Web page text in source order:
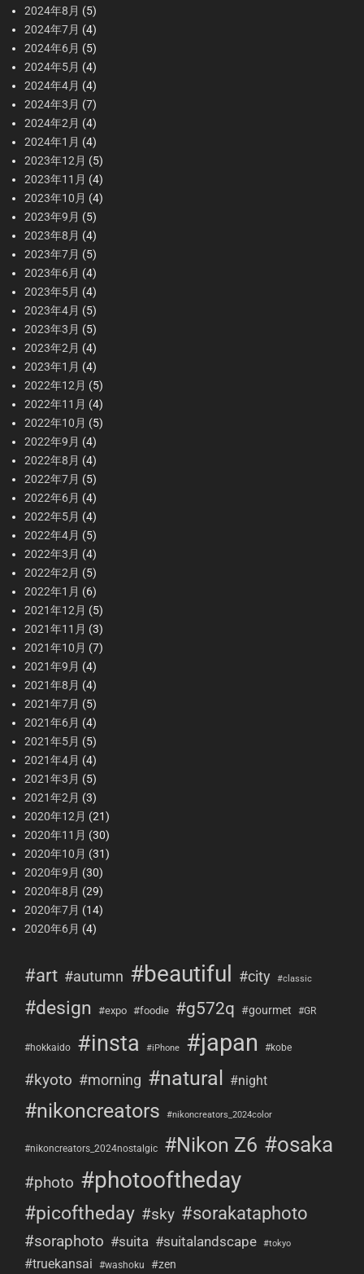
2024年8月 (5)
2024年7月 (4)
2024年6月 (5)
2024年5月 (4)
2024年4月 (4)
2024年3月 (7)
2024年2月 (4)
2024年1月 (4)
2023年12月 (5)
2023年11月 (4)
2023年10月 (4)
2023年9月 (5)
2023年8月 (4)
2023年7月 (5)
2023年6月 (4)
2023年5月 (4)
2023年4月 (5)
2023年3月 (5)
2023年2月 (4)
2023年1月 (4)
2022年12月 (5)
2022年11月 (4)
2022年10月 (5)
2022年9月 (4)
2022年8月 (4)
2022年7月 (5)
2022年6月 (4)
2022年5月 (4)
2022年4月 (5)
2022年3月 (4)
2022年2月 (5)
2022年1月 (6)
2021年12月 (5)
2021年11月 (3)
2021年10月 (7)
2021年9月 (4)
2021年8月 (4)
2021年7月 (5)
2021年6月 (4)
2021年5月 (5)
2021年4月 (4)
2021年3月 (5)
2021年2月 (3)
2020年12月 (21)
2020年11月 (30)
2020年10月 (31)
2020年9月 (30)
2020年8月 (29)
2020年7月 (14)
2020年6月 (4)
#art #autumn #beautiful #city #classic
#design #expo #foodie #g572q #gourmet #GR
#hokkaido #insta #iPhone #japan #kobe
#kyoto #morning #natural #night
#nikoncreators #nikoncreators_2024color
#nikoncreators_2024nostalgic #Nikon Z6 #osaka
#photo #photooftheday
#picoftheday #sky #sorakataphoto
#soraphoto #suita #suitalandscape #tokyo
#truekansai #washoku #zen